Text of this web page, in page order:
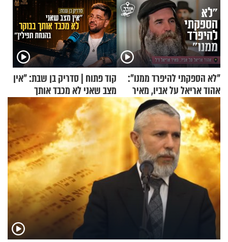
"לא הספקתי להיפרד ממנו":
אהוד אריאל על אביו, מאיר
אריאל ז"ל
קוד פתוח | סדריק בן שבת: "אין
מצב שאני לא מכבד אותך
בבוקר בהנחת תפילין"